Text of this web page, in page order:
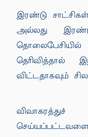
இரண்டு
அல்லது
விட்டதாகவும்